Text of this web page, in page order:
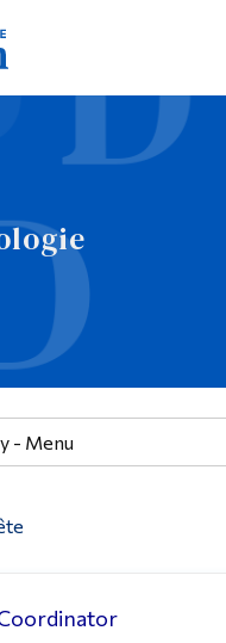
- Menu
et du personnel
Recherche sur le
Recherche de
EN
Omnivox
Liens